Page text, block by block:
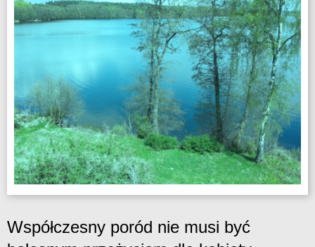
Współczesny poród nie musi być